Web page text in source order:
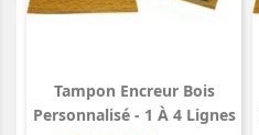
Tampon Encreur Bois
Personnalisé - 1 À 4 Lignes